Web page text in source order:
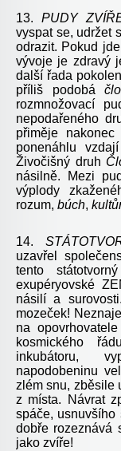
13.PUDY
vyspat se, udržet
odrazit. Pokud
vývoje je zdravý
další řada
příliš podobá
rozmnožovací
nepodařeného
přiměje
ponenáhlu
Živočišný druh
násilně. Mezi
výplody
rozum, búch,
14.
uzavřel
tento
exupéryovské
násilí a
mozeček!
na
kosmického
inkubátoru,
napodobeninu
zlém snu, zběsile
z místa. Návrat
spáče, usnuvšího
dobře rozeznává
jako zvíře!